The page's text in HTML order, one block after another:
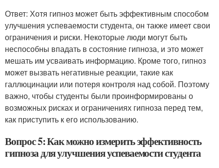
Ответ: Хотя гипноз может быть эффективным способом
улучшения успеваемости студента, он также имеет свои
ограничения и риски. Некоторые люди могут быть
неспособны впадать в состояние гипноза, и это может
мешать им усваивать информацию. Кроме того, гипноз
может вызвать негативные реакции, такие как
галлюцинации или потеря контроля над собой. Поэтому
важно, чтобы студенты были проинформированы о
возможных рисках и ограничениях гипноза перед тем,
как приступить к его использованию.
Вопрос 5: Как можно измерить эффективность
гипноза для улучшения успеваемости студента